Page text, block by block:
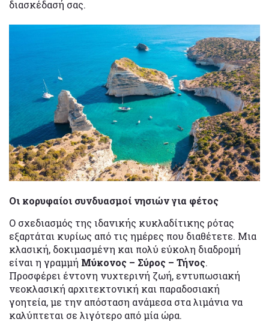
διασκέδασή σας.
Οι κορυφαίοι συνδυασμοί νησιών για φέτος
Ο σχεδιασμός της ιδανικής κυκλαδίτικης ρότας
εξαρτάται κυρίως από τις ημέρες που διαθέτετε. Μια
κλασική, δοκιμασμένη και πολύ εύκολη διαδρομή
είναι η γραμμή Μύκονος – Σύρος – Τήνος.
Προσφέρει έντονη νυχτερινή ζωή, εντυπωσιακή
νεοκλασική αρχιτεκτονική και παραδοσιακή
γοητεία, με την απόσταση ανάμεσα στα λιμάνια να
καλύπτεται σε λιγότερο από μία ώρα.